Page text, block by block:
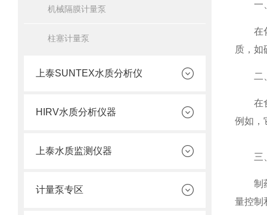
机械隔膜计量泵
柱塞计量泵
上泰SUNTEX水质分析仪
HIRV水质分析仪器
上泰水质监测仪器
计量泵专区
一、
在化
质，如
二、
在食
例如，
三、
制药
量控制